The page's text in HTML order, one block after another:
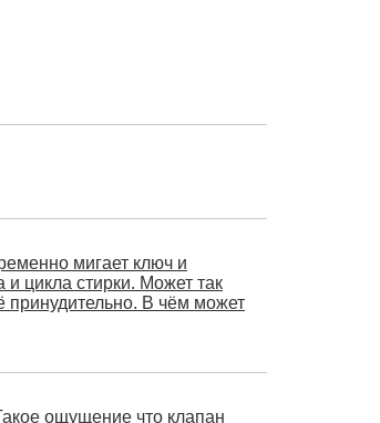
мигает ключ и
цикла стирки. Может так
принудительно. В чём может
ощущение что клапан